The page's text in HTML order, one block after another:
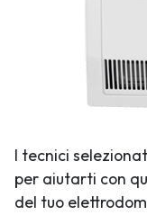
I tecnici
per aiutarti con
del tuo